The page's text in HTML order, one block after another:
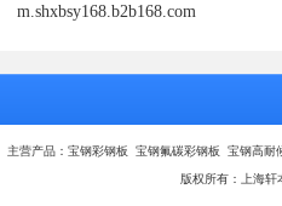
m.shxbsy168.b2b168.com
主营产品：宝钢彩钢板 宝钢氟碳彩钢板 宝钢高
版权所有：上海轩